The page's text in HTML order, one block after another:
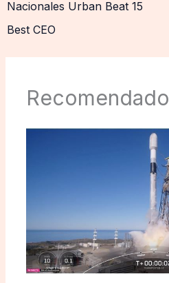
Nacionales Urban Beat 15
Best CEO
Recomendado